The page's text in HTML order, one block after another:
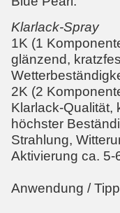
Klarlack-Spray
1K (1
glänzend,
2K (2
Klarlack-Qualität,
höchster
Strahlung,
Aktivierung ca. 5-
Anwendung /